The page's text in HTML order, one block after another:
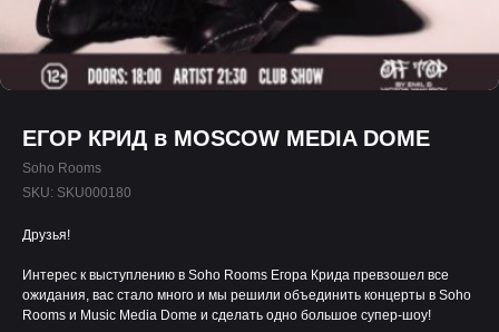
ЕГОР КРИД в MOSCOW MEDIA DOME
Soho Rooms
SKU: SKU000180
Друзья!
Интерес к выступлению в Soho Rooms Егора Крида превзошел все
ожидания, вас стало много и мы решили объединить концерты в Soho
Rooms и Music Media Dome и сделать одно большое супер-шоу!